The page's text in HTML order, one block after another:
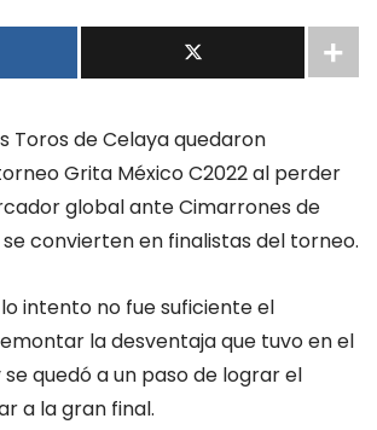
Toros de Celaya quedaron
Grita México C2022 al perder
global ante Cimarrones de
convierten en finalistas del torneo.
intento no fue suficiente el
la desventaja que tuvo en el
quedó a un paso de lograr el
a la gran final.